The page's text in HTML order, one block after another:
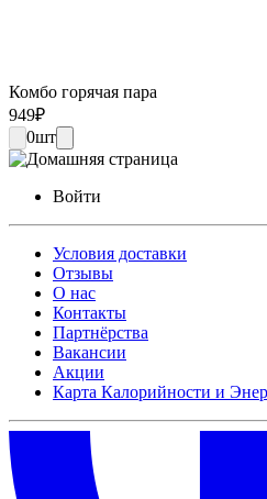
Комбо горячая пара
949₽
0шт
Войти
Условия доставки
Отзывы
О нас
Контакты
Партнёрства
Вакансии
Акции
Карта Калорийности и